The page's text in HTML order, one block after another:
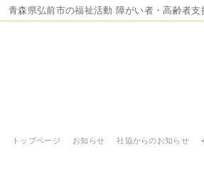
青森県弘前市の福祉活動 障がい者・高齢者
トップページ お知らせ 社協からのお知らせ